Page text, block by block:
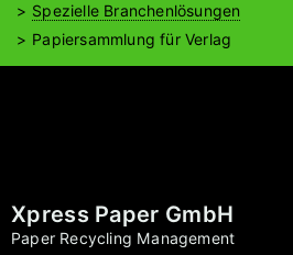
Spezielle Branchenlösungen
Papiersammlung für Verlag
Xpress Paper GmbH
Paper Recycling Management